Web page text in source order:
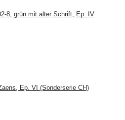
8, grün mit alter Schrift, Ep. IV
Ep. VI (Sonderserie CH)